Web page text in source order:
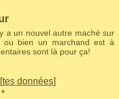
a un nouvel autre maché sur
ou bien un marchand est à
sont là pour ça!
[tes données]
*